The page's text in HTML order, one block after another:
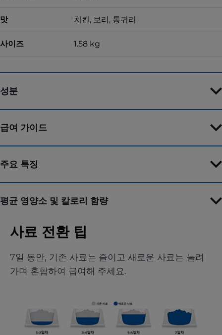
맛 치킨, 보리, 통귀리
사이즈 1.58 kg
성분
급여 가이드
주요 특징
평균 영양소 및 칼로리 함량
사료 전환 팁
7일 동안, 기존 사료는 줄이고 새로운 사료는 늘려
가며 혼합하여 급여해 주세요.